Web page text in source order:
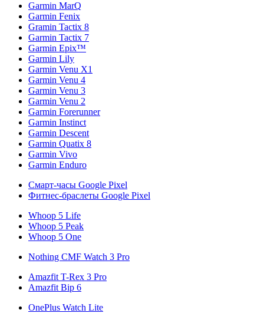
Garmin MarQ
Garmin Fenix
Gramin Tactix 8
Garmin Tactix 7
Garmin Epix™
Garmin Lily
Garmin Venu X1
Garmin Venu 4
Garmin Venu 3
Garmin Venu 2
Garmin Forerunner
Garmin Instinct
Garmin Descent
Garmin Quatix 8
Garmin Vivo
Garmin Enduro
Смарт-часы Google Pixel
Фитнес-браслеты Google Pixel
Whoop 5 Life
Whoop 5 Peak
Whoop 5 One
Nothing CMF Watch 3 Pro
Amazfit T-Rex 3 Pro
Amazfit Bip 6
OnePlus Watch Lite